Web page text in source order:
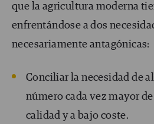
que la agricultura moderna
enfrentándose a dos
necesariamente antagónicas:
Conciliar la necesidad de
número cada vez mayor
calidad y a bajo coste.